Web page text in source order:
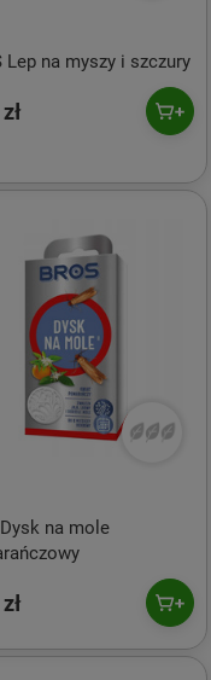
Lep na myszy i szczury
na mole